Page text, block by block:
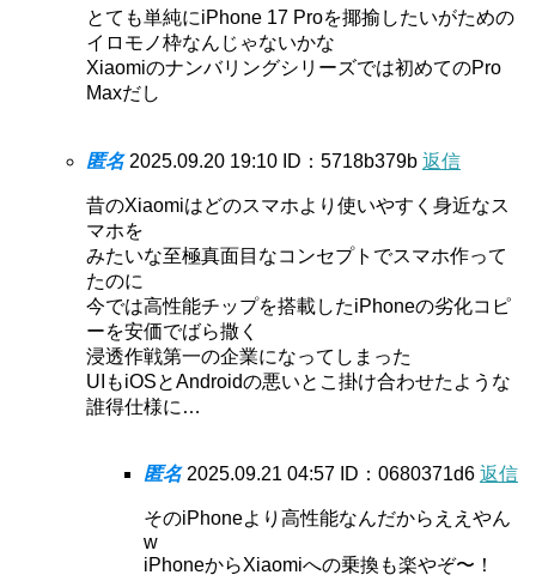
とても単純にiPhone 17 Proを揶揄したいがための
イロモノ枠なんじゃないかな
Xiaomiのナンバリングシリーズでは初めてのPro
Maxだし
匿名 2025.09.20 19:10 ID：5718b379b 返信
昔のXiaomiはどのスマホより使いやすく身近なス
マホを
みたいな至極真面目なコンセプトでスマホ作って
たのに
今では高性能チップを搭載したiPhoneの劣化コピ
ーを安価でばら撒く
浸透作戦第一の企業になってしまった
UIもiOSとAndroidの悪いとこ掛け合わせたような
誰得仕様に…
匿名 2025.09.21 04:57 ID：0680371d6 返信
そのiPhoneより高性能なんだからええやん
w
iPhoneからXiaomiへの乗換も楽やぞ〜！